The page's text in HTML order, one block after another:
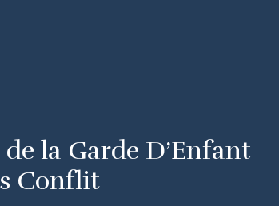
la Garde D’Enfant
Conflit